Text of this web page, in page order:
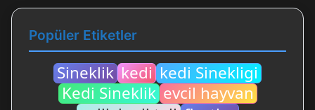
Popüler Etiketler
Sineklik kedi kedi Sinekligi
Kedi Sineklik evcil hayvan